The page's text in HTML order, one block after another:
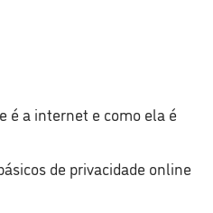
é a internet e como ela é
de privacidade online